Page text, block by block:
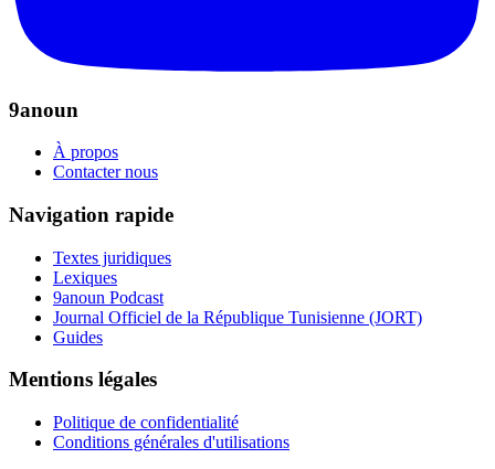
9anoun
À propos
Contacter nous
Navigation rapide
Textes juridiques
Lexiques
9anoun Podcast
Journal Officiel de la République Tunisienne (JORT)
Guides
Mentions légales
Politique de confidentialité
Conditions générales d'utilisations